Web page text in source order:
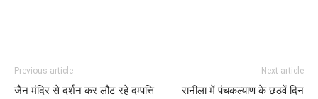
Previous article
जैन मंदिर से दर्शन कर लौट रहे दम्पत्ति
Next article
रानीला में पंचकल्याण के छठवें दिन